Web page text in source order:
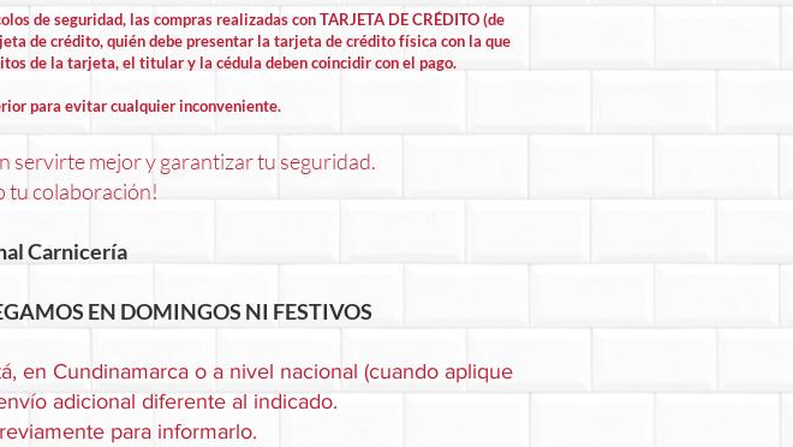
de seguridad, las compras realizadas con TARJETA DE CRÉDITO (de
de crédito, quién debe presentar la tarjeta de crédito física con la que
de la tarjeta, el titular y la cédula deben coincidir con el pago.
para evitar cualquier inconveniente.
servirte mejor y garantizar tu seguridad.
tu colaboración!
Carnicería
EN DOMINGOS NI FESTIVOS
en Cundinamarca o a nivel nacional (cuando aplique
adicional diferente al indicado.
para informarlo.